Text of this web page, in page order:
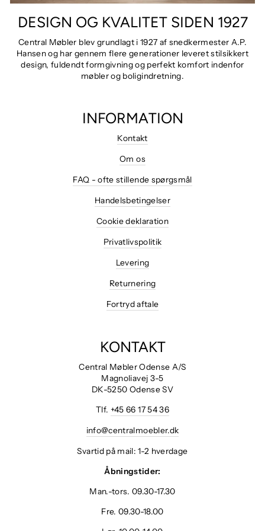
DESIGN OG KVALITET SIDEN 1927
Central Møbler blev grundlagt i 1927 af snedkermester A.P.
Hansen og har gennem flere generationer leveret stilsikkert
design, fuldendt formgivning og perfekt komfort indenfor
møbler og boligindretning.
INFORMATION
Kontakt
Om os
FAQ - ofte stillende spørgsmål
Handelsbetingelser
Cookie deklaration
Privatlivspolitik
Levering
Returnering
Fortryd aftale
KONTAKT
Central Møbler Odense A/S
Magnoliavej 3-5
DK-5250 Odense SV
Tlf. +45 66 17 54 36
info@centralmoebler.dk
Svartid på mail: 1-2 hverdage
Åbningstider:
Man.-tors. 09.30-17.30
Fre. 09.30-18.00